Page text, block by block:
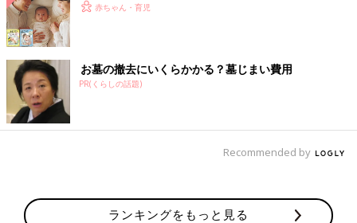
赤ちゃん・育児
お墓の撤去にいくらかかる？墓じまい費用
PR(くらしの話題)
Recommended by
ランキングをもっと見る